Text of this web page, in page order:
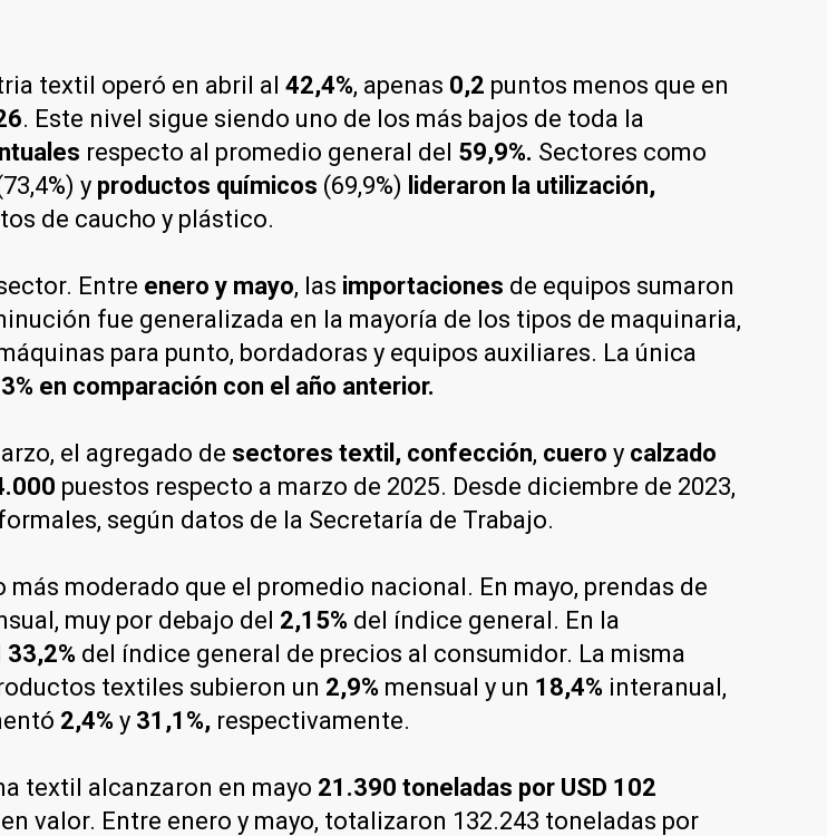
textil operó en abril al 42,4%, apenas 0,2 puntos menos que en
. Este nivel sigue siendo uno de los más bajos de toda la
respecto al promedio general del 59,9%. Sectores como
y productos químicos (69,9%) lideraron la utilización,
de caucho y plástico.
Entre enero y mayo, las importaciones de equipos sumaron
fue generalizada en la mayoría de los tipos de maquinaria,
para punto, bordadoras y equipos auxiliares. La única
3% en comparación con el año anterior.
el agregado de sectores textil, confección, cuero y calzado
puestos respecto a marzo de 2025. Desde diciembre de 2023,
según datos de la Secretaría de Trabajo.
moderado que el promedio nacional. En mayo, prendas de
muy por debajo del 2,15% del índice general. En la
33,2% del índice general de precios al consumidor. La misma
textiles subieron un 2,9% mensual y un 18,4% interanual,
2,4% y 31,1%, respectivamente.
textil alcanzaron en mayo 21.390 toneladas por USD 102
en valor. Entre enero y mayo, totalizaron 132.243 toneladas por